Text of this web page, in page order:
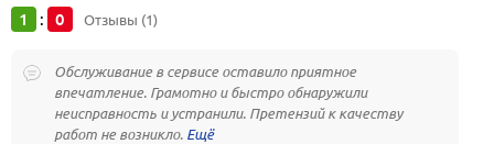
1 : 0 Отзывы (1)
Обслуживание в сервисе оставило приятное
впечатление. Грамотно и быстро обнаружили
неисправность и устранили. Претензий к качеству
работ не возникло.